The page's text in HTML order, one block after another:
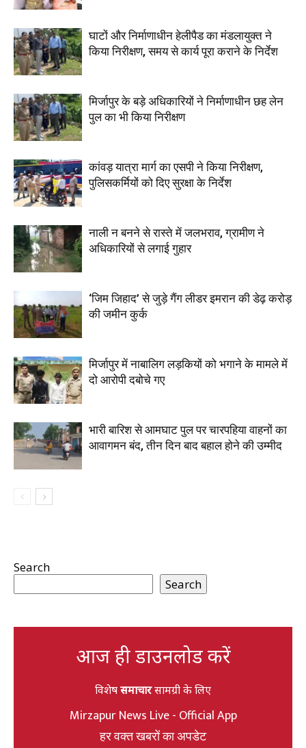
घाटों और निर्माणाधीन हेलीपैड का मंडलायुक्त ने
किया निरीक्षण, समय से कार्य पूरा कराने के निर्देश
मिर्जापुर के बड़े अधिकारियों ने निर्माणाधीन छह लेन
पुल का भी किया निरीक्षण
कांवड़ यात्रा मार्ग का एसपी ने किया निरीक्षण,
पुलिसकर्मियों को दिए सुरक्षा के निर्देश
नाली न बनने से रास्ते में जलभराव, ग्रामीण ने
अधिकारियों से लगाई गुहार
‘जिम जिहाद’ से जुड़े गैंग लीडर इमरान की डेढ़ करोड़
की जमीन कुर्क
मिर्जापुर में नाबालिग लड़कियों को भगाने के मामले में
दो आरोपी दबोचे गए
भारी बारिश से आमघाट पुल पर चारपहिया वाहनों का
आवागमन बंद, तीन दिन बाद बहाल होने की उम्मीद
Search
Search
आज ही डाउनलोड करें
विशेषसमाचारसामग्री के लिए
Mirzapur News Live - Official App
हर वक्त खबरों का अपडेट